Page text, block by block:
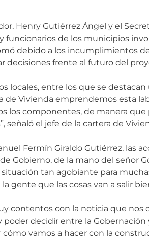
Henry Gutiérrez Ángel y el
de los municipios
debido a los incumplimientos
decisiones frente al futuro del
locales, entre los que se
Vivienda emprendemos esta
los componentes, de manera
señaló el jefe de la cartera de
Fermín Giraldo Gutiérrez, las
Gobierno, de la mano del señor
tan agobiante para
gente que las cosas van a salir
contentos con la noticia que
decidir entre la
vamos a hacer con la